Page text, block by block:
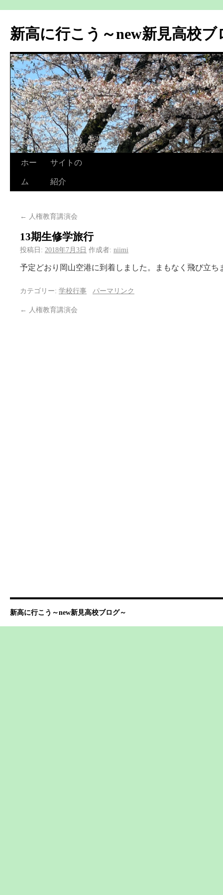
新高に行こう～new新見高校ブ
ホー
ム
サイトの
紹介
← 人権教育講演会
13期生修学旅行
投稿日: 2018年7月3日 作成者: niimi
予定どおり岡山空港に到着しました。まもなく飛び立ち
カテゴリー: 学校行事 パーマリンク
← 人権教育講演会
新高に行こう～new新見高校ブログ～